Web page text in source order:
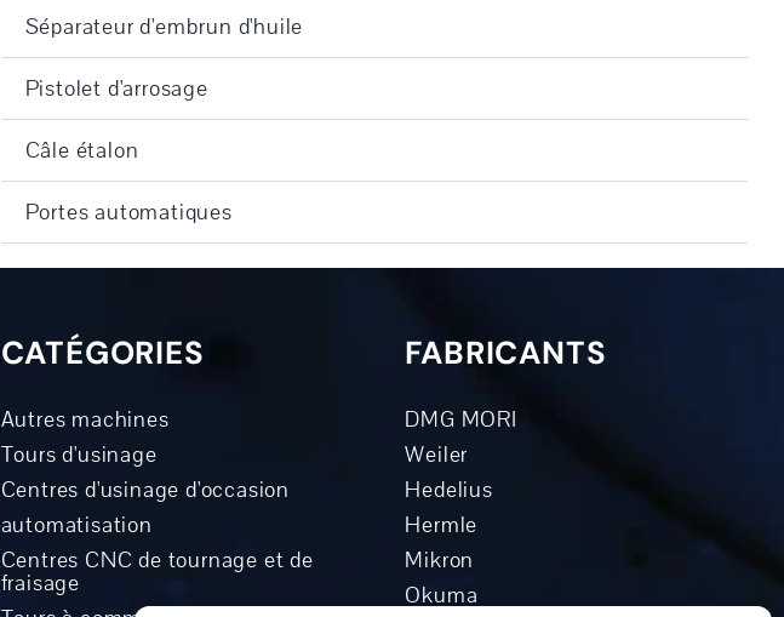
Séparateur d'embrun d'huile
Pistolet d'arrosage
Câle étalon
Portes automatiques
CATÉGORIES
Autres machines
Tours d'usinage
Centres d'usinage d'occasion
automatisation
Centres CNC de tournage et de
fraisage
FABRICANTS
DMG MORI
Weiler
Hedelius
Hermle
Mikron
Okuma